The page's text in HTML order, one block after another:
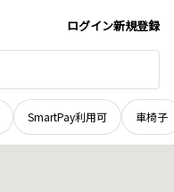
ログイン新規登録
SmartPay利用可 車椅子